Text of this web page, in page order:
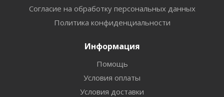
Согласие на обработку персональных данных
Политика конфиденциальности
Информация
Помощь
Условия оплаты
Условия доставки